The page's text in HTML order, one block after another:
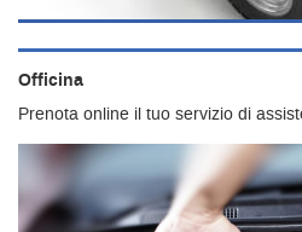
Officina
Prenota online il tuo servizio di